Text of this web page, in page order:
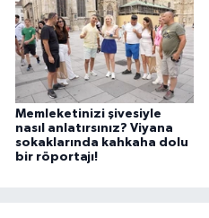
Memleketinizi şivesiyle
nasıl anlatırsınız? Viyana
sokaklarında kahkaha dolu
bir röportajı!